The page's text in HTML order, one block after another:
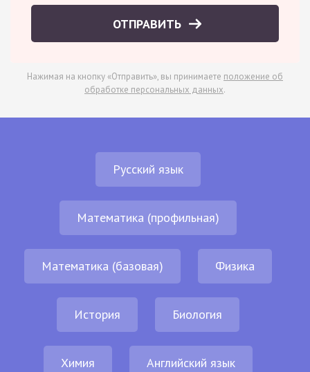
ОТПРАВИТЬ
Нажимая на кнопку «Отправить», вы принимаете положение об
обработке персональных данных.
Русский язык
Математика (профильная)
Математика (базовая) Физика
История Биология
Химия Английский язык